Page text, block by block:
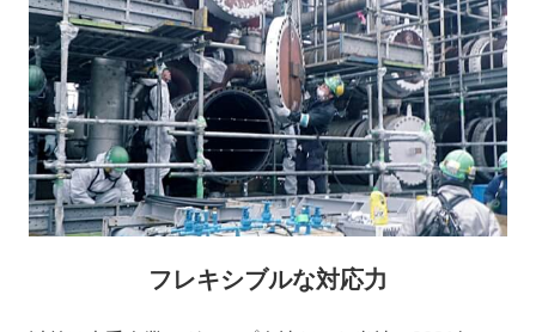
フレキシブルな対応力